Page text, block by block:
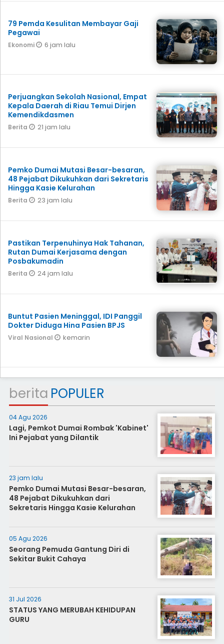
79 Pemda Kesulitan Membayar Gaji
Pegawai
Ekonomi 6 jam lalu
Perjuangkan Sekolah Nasional, Empat
Kepala Daerah di Riau Temui Dirjen
Kemendikdasmen
Berita 21 jam lalu
Pemko Dumai Mutasi Besar-besaran,
48 Pejabat Dikukuhkan dari Sekretaris
Hingga Kasie Kelurahan
Berita 23 jam lalu
Pastikan Terpenuhinya Hak Tahanan,
Rutan Dumai Kerjasama dengan
Posbakumadin
Berita 24 jam lalu
Buntut Pasien Meninggal, IDI Panggil
Dokter Diduga Hina Pasien BPJS
Viral Nasional kemarin
berita POPULER
04 Agu 2026
Lagi, Pemkot Dumai Rombak 'Kabinet'
Ini Pejabat yang Dilantik
23 jam lalu
Pemko Dumai Mutasi Besar-besaran,
48 Pejabat Dikukuhkan dari
Sekretaris Hingga Kasie Kelurahan
05 Agu 2026
Seorang Pemuda Gantung Diri di
Sekitar Bukit Cahaya
31 Jul 2026
STATUS YANG MERUBAH KEHIDUPAN
GURU